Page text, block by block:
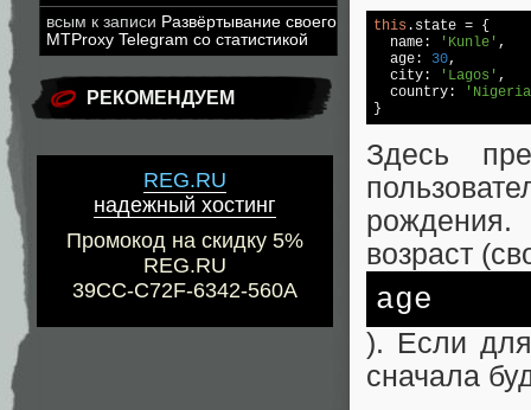
всым к записи Развёртывание своего
MTProxy Telegram со статистикой
РЕКОМЕНДУЕМ
REG.RU
надежный хостинг
Промокод на скидку 5%
REG.RU
39CC-C72F-6342-560A
this .state = {
name:
'Kunle' ,
age: 30,
city:
'Lagos' ,
country:
}
Здесь
возраст
age
). Если для
сначала